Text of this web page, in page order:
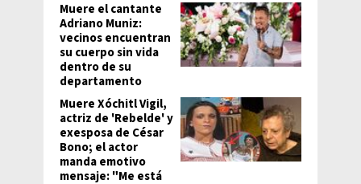
Muere el cantante
Adriano Muniz:
vecinos encuentran
su cuerpo sin vida
dentro de su
departamento
Muere Xóchitl Vigil,
actriz de 'Rebelde' y
exesposa de César
Bono; el actor
manda emotivo
mensaje: "Me está